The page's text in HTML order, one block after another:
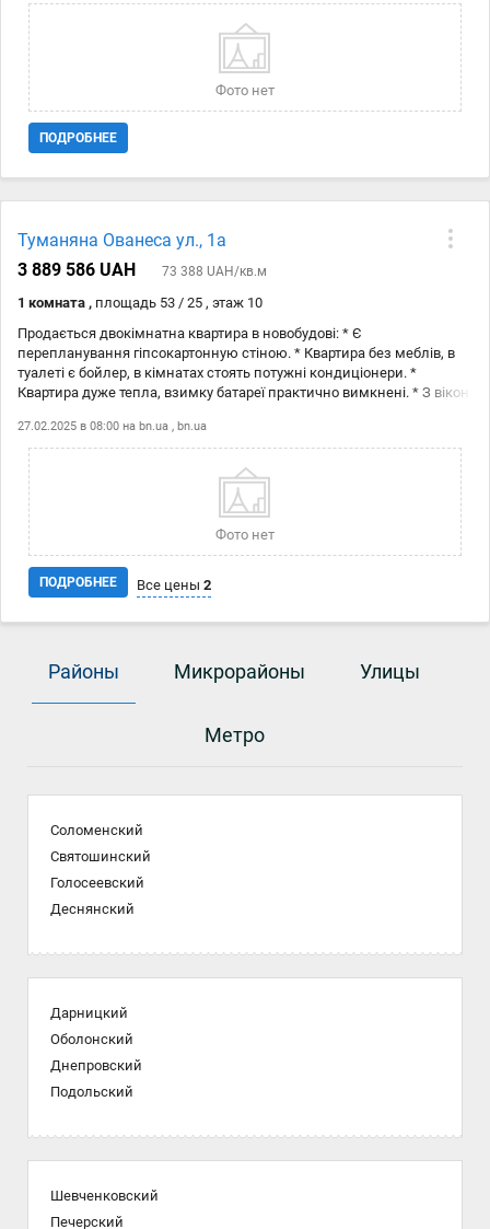
Фото нет
ПОДРОБНЕЕ
Туманяна Ованеса ул., 1а
3 889 586 UAH
73 388 UAH/кв.м
1 комната , площадь 53 / 25 , этаж 10
Продається двокімнатна квартира в новобудові: * Є
перепланування гіпсокартонную стіною. * Квартира без меблів, в
туалеті є бойлер, в кімнатах стоять потужні кондиціонери. *
Квартира дуже тепла, взимку батареї практично вимкнені. * З вікон
дорогу, стадіон, стічний канал, річка Дніпро. Для запису на
перегляд телефонуйте за вказаним номером!
27.02.2025 в 08:00 на bn.ua , bn.ua
Фото нет
ПОДРОБНЕЕ Все цены 2
Районы Микрорайоны Улицы
Метро
Соломенский
Святошинский
Голосеевский
Деснянский
Дарницкий
Оболонский
Днепровский
Подольский
Шевченковский
Печерский